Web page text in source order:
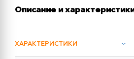
Описание и
ХАРАКТЕРИСТИКИ